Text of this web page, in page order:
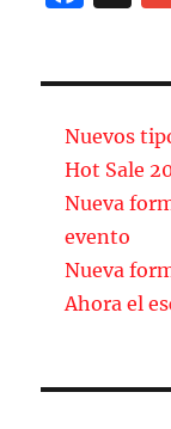
b
o
o
k
Nuevos
Hot Sale
Nueva
evento
Nueva
Ahora el